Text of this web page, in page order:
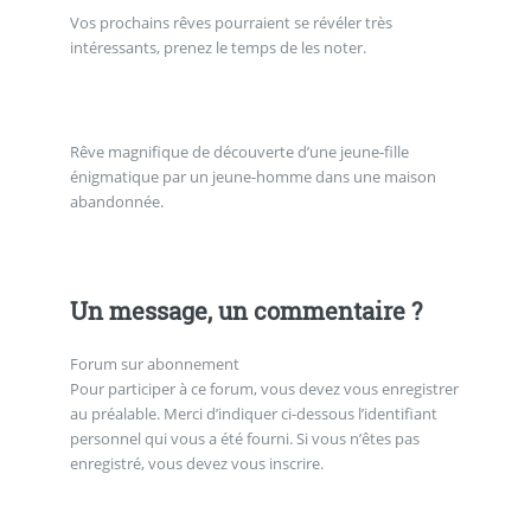
Vos prochains rêves pourraient se révéler très
intéressants, prenez le temps de les noter.
Rêve magnifique de découverte d’une jeune-fille
énigmatique par un jeune-homme dans une maison
abandonnée.
Un message, un commentaire ?
Forum sur abonnement
Pour participer à ce forum, vous devez vous enregistrer
au préalable. Merci d’indiquer ci-dessous l’identifiant
personnel qui vous a été fourni. Si vous n’êtes pas
enregistré, vous devez vous inscrire.